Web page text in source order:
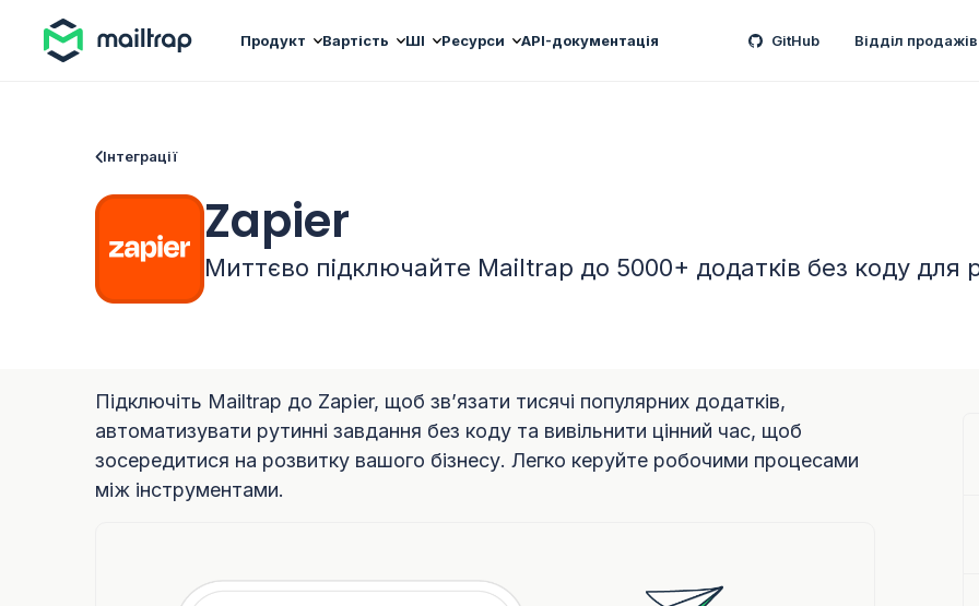
Продукт Вартість ШІ Ресурси API-документація GitHub Відділ продажів
Інтеграції
Zapier
Миттєво підключайте Mailtrap до 5000+ додатків без коду для
Підключіть Mailtrap до Zapier, щоб зв’язати тисячі популярних додатків,
автоматизувати рутинні завдання без коду та вивільнити цінний час, щоб
зосередитися на розвитку вашого бізнесу. Легко керуйте робочими процесами
між інструментами.